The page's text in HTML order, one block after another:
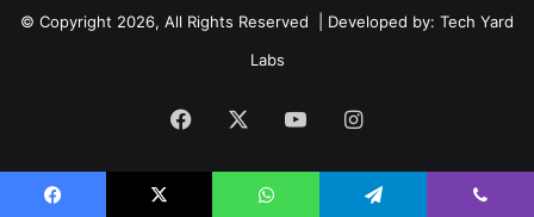
© Copyright 2026, All Rights Reserved | Developed by: Tech Yard
Labs
Facebook YouTubeInstagram